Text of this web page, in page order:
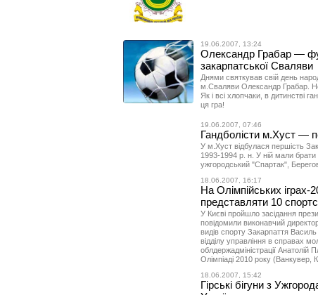
19.06.2007, 13:24
Олександр Грабар —
закарпатської Сваляви
Днями святкував свій день
м.Сваляви Олександр Грабар.
Як і всі хлопчаки, в дитинстві
ця гра!
19.06.2007, 07:46
Гандболісти м.Хуст —
У м.Хуст відбулася першість
1993-1994 р. н. У ній мали
ужгородський "Спартак",
18.06.2007, 16:17
На Олімпійських
представляти 10
У Києві пройшло засідання
повідомили виконавчий
видів спорту Закарпаття
відділу управління в справах
облдержадміністрації Анатолій
Олімпіаді 2010 року (Ванкувер,
18.06.2007, 15:42
Гірські бігуни з